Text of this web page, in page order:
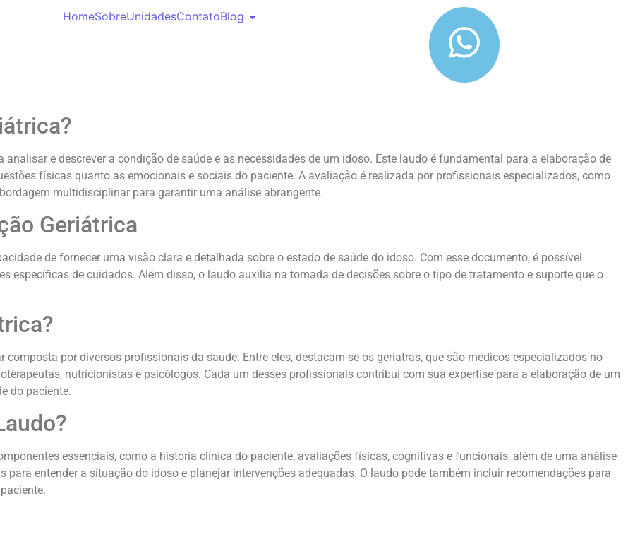
HomeSobreUnidadesContatoBlog
e descrever a condição de saúde e as necessidades de um idoso. Este laudo é fundamental para a elaboração de
físicas quanto as emocionais e sociais do paciente. A avaliação é realizada por profissionais especializados, como
multidisciplinar para garantir uma análise abrangente.
Geriátrica
de fornecer uma visão clara e detalhada sobre o estado de saúde do idoso. Com esse documento, é possível
específicas de cuidados. Além disso, o laudo auxilia na tomada de decisões sobre o tipo de tratamento e suporte que o
por diversos profissionais da saúde. Entre eles, destacam-se os geriatras, que são médicos especializados no
nutricionistas e psicólogos. Cada um desses profissionais contribui com sua expertise para a elaboração de um
do paciente.
essenciais, como a história clínica do paciente, avaliações físicas, cognitivas e funcionais, além de uma análise
entender a situação do idoso e planejar intervenções adequadas. O laudo pode também incluir recomendações para